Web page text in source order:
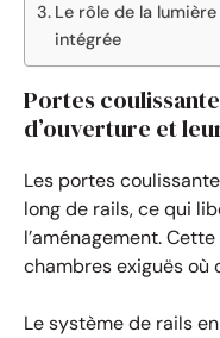
Le rôle de la
intégrée
Portes
d’ouverture et
Les portes
long de rails, ce qui
l’aménagement.
chambres exiguës où
Le système de rails